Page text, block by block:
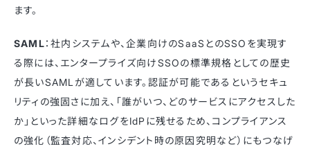
ます。
SAML：社内システムや、企業向けのSaaSとのSSOを実現す
る際には、エンタープライズ向けSSOの標準規格としての歴史
が長いSAMLが適しています。認証が可能であるというセキュ
リティの強固さに加え、「誰がいつ、どのサービスにアクセスした
か」といった詳細なログをIdPに残せるため、コンプライアンス
の強化（監査対応、インシデント時の原因究明など）にもつなげ